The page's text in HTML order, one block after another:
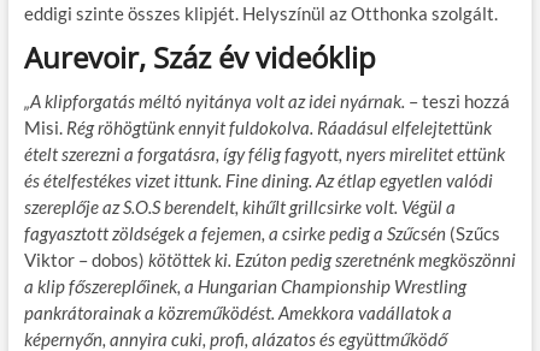
eddigi szinte összes klipjét. Helyszínül az Otthonka szolgált.
Aurevoir, Száz év videóklip
„A klipforgatás méltó nyitánya volt az idei nyárnak. – teszi hozzá
Misi. Rég röhögtünk ennyit fuldokolva. Ráadásul elfelejtettünk
ételt szerezni a forgatásra, így félig fagyott, nyers mirelitet ettünk
és ételfestékes vizet ittunk. Fine dining. Az étlap egyetlen valódi
szereplője az S.O.S berendelt, kihűlt grillcsirke volt. Végül a
fagyasztott zöldségek a fejemen, a csirke pedig a Szűcsén (Szűcs
Viktor – dobos) kötöttek ki. Ezúton pedig szeretnénk megköszönni
a klip főszereplőinek, a Hungarian Championship Wrestling
pankrátorainak a közreműködést. Amekkora vadállatok a
képernyőn, annyira cuki, profi, alázatos és együttműködő